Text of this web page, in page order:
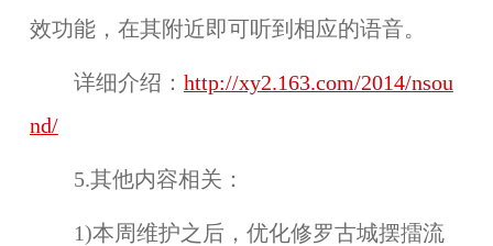
效功能，在其附近即可听到相应的语音。
详细介绍： http://xy2.163.com/2014/nsou
nd/
5.其他内容相关：
1)本周维护之后，优化修罗古城摆擂流